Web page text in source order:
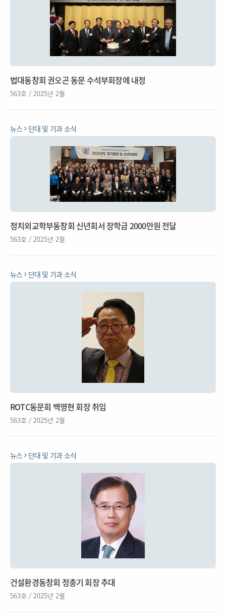
법대동창회 권오곤 동문 수석부회장에 내정
563호 / 2025년 2월
뉴스 단대 및 기과 소식
정치외교학부동창회 신년회서 장학금 2000만원 전달
563호 / 2025년 2월
뉴스 단대 및 기과 소식
ROTC동문회 백명현 회장 취임
563호 / 2025년 2월
뉴스 단대 및 기과 소식
건설환경동창회 정충기 회장 추대
563호 / 2025년 2월